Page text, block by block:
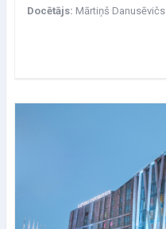
Docētājs: Mārtiņš Danusēvičs